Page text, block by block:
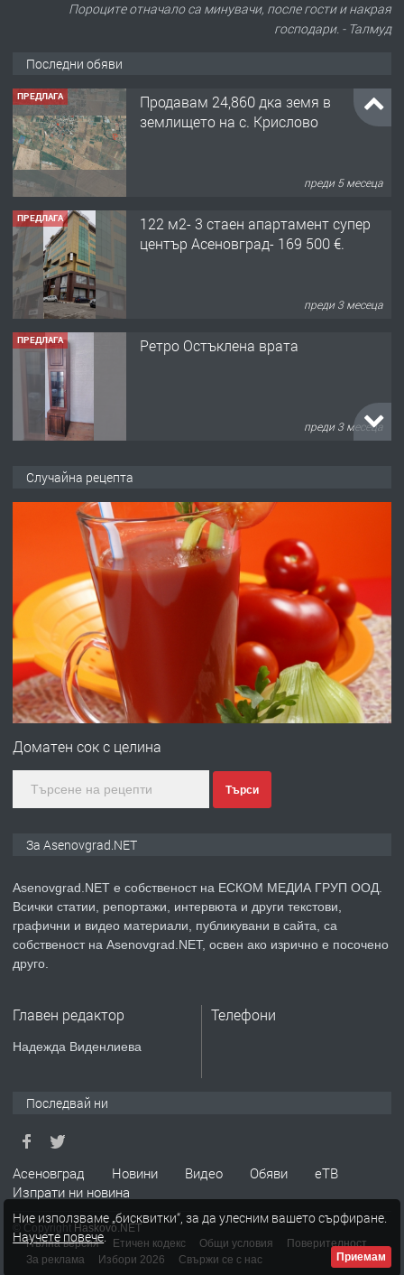
Пороците отначало са минувачи, после гости и накрая
господари. - Талмуд
Последни обяви
ПРЕДЛАГА
Продавам 24,860 дка земя в
землището на с. Крислово
преди 5 месеца
ПРЕДЛАГА
122 м2- 3 стаен апартамент супер
център Асеновград- 169 500 €.
преди 3 месеца
ПРЕДЛАГА Ретро Остъклена врата
преди 3 месеца
преди 10 месеца
ПРЕДЛАГА
Професионална броячна машина -
със сертификат от ЕЦБ
преди 1 година
ПРЕДЛАГА
Професионална зеленчукорезачка
преди 2 години
ПРЕДЛАГА
Давам индивидуалани уроци по
ремонт на покриви
ПРЕДЛАГА
Висококачествени Целофанови
Пликове - СКОРПИОПЛАСТ
Случайна рецепта
Доматен сок с целина
Търси
За Asenovgrad.NET
Asenovgrad.NET е собственост на ЕСКОМ МЕДИА ГРУП ООД.
Всички статии, репортажи, интервюта и други текстови,
графични и видео материали, публикувани в сайта, са
собственост на Asenovgrad.NET, освен ако изрично е посочено
друго.
Главен редактор
Надежда Виденлиева
Телефони
Последвай ни
Асеновград Новини Видео Обяви
еТВ
Изпрати ни новина
© Copyright Haskovo.NET
Пълна версия
Етичен кодекс Общи условия
Поверителност
За реклама
Избори 2026 Свържи се с нас
Ние използваме „бисквитки“, за да улесним вашето сърфиране.
Научете повече.
Приемам